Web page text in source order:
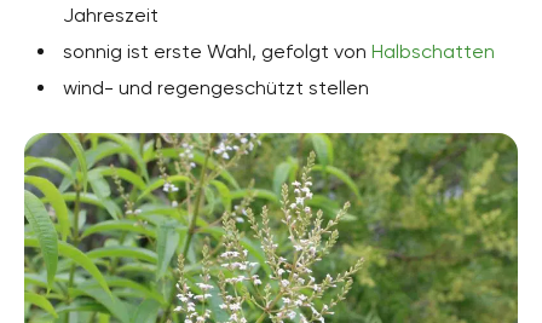
Pflanzenarten
Topfpflanzen, Kübelpflanzen, Heilpflanzen,
Küchenkräuter
Topfgarten, Apothekergarten
Jahreszeit
sonnig ist erste Wahl, gefolgt von Halbschatten
wind- und regengeschützt stellen